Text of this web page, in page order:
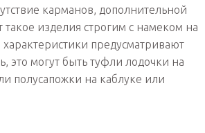
карманов, дополнительной
изделия строгим с намеком на
характеристики предусматривают
это могут быть туфли лодочки на
полусапожки на каблуке или